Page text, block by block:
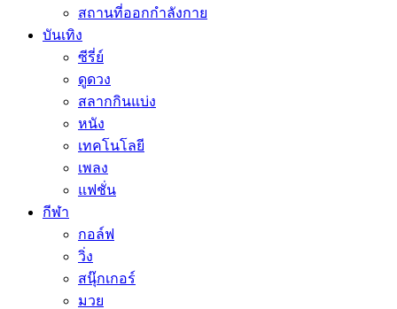
สถานที่ออกกำลังกาย
บันเทิง
ซีรี่ย์
ดูดวง
สลากกินแบ่ง
หนัง
เทคโนโลยี
เพลง
แฟชั่น
กีฬา
กอล์ฟ
วิ่ง
สนุ๊กเกอร์
มวย